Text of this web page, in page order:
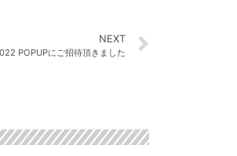
NEXT
POPUPにご招待頂きました